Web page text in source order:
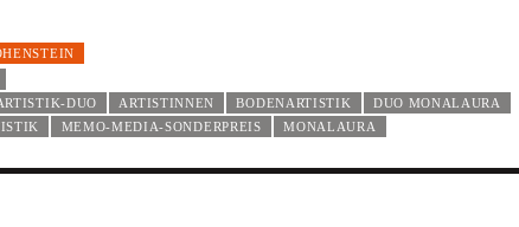
DUO ARTISTINNEN BODENARTISTIK
DUO MONALAURA
MEMO-MEDIA-SONDERPREIS MONALAURA